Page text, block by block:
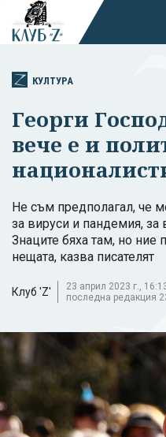
КУЛТУРА
Георги
вече е и
Не съм предполагал, че
за вируси и пандемия, за
Знаците бяха там, но ние
нещата, казва писателят
Клуб 'Z'
23 април 2023 г.,
последна редакция